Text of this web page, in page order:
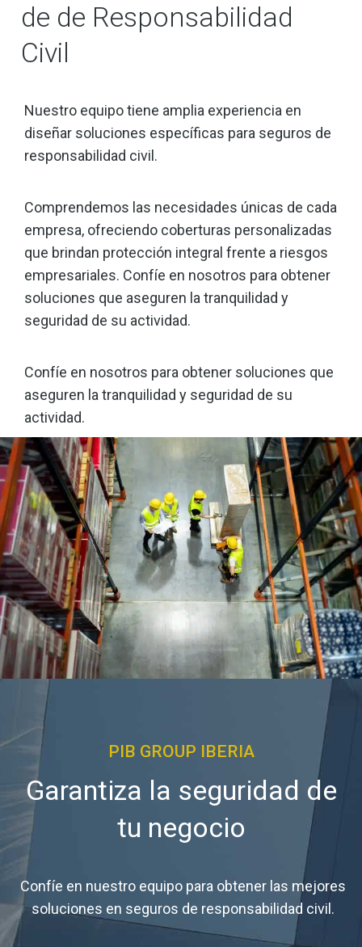
de de Responsabilidad
Civil
Nuestro equipo tiene amplia experiencia en
diseñar soluciones específicas para seguros de
responsabilidad civil.
Comprendemos las necesidades únicas de cada
empresa, ofreciendo coberturas personalizadas
que brindan protección integral frente a riesgos
empresariales. Confíe en nosotros para obtener
soluciones que aseguren la tranquilidad y
seguridad de su actividad.
Confíe en nosotros para obtener soluciones que
aseguren la tranquilidad y seguridad de su
actividad.
PIB GROUP IBERIA
Garantiza la seguridad de
tu negocio
Confíe en nuestro equipo para obtener las mejores
soluciones en seguros de responsabilidad civil.